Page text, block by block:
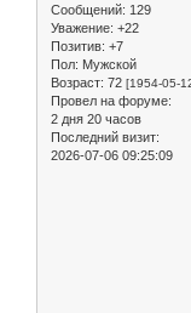
Сообщений: 129
Уважение: +22
Позитив: +7
Пол: Мужской
Возраст: 72 [1954-05-
Провел на форуме:
2 дня 20 часов
Последний визит:
2026-07-06 09:25:09